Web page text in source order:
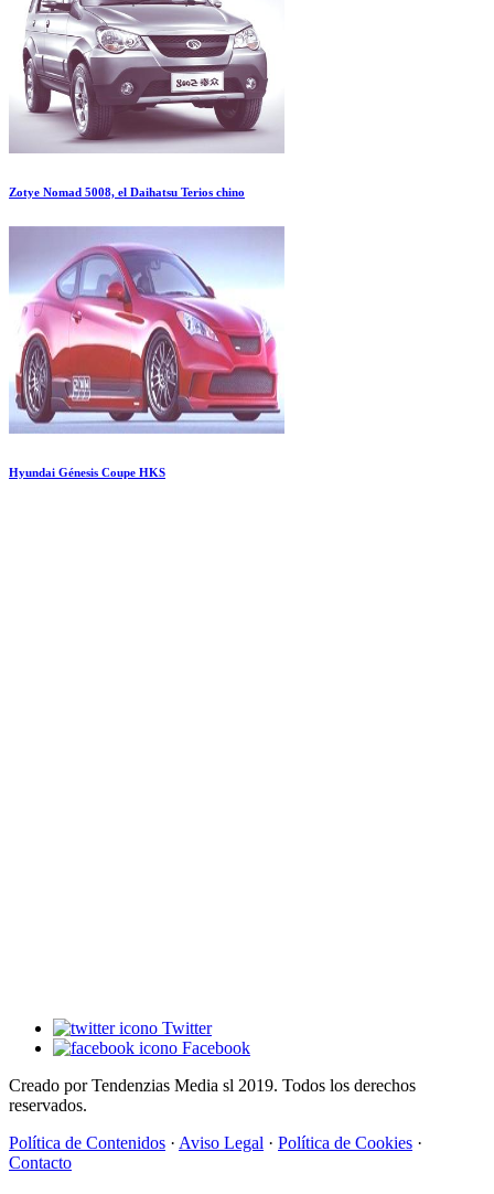
Zotye Nomad 5008, el Daihatsu Terios chino
Hyundai Génesis Coupe HKS
Twitter
Facebook
Creado por Tendenzias Media sl 2019. Todos los derechos
reservados.
Política de Contenidos · Aviso Legal · Política de Cookies ·
Contacto